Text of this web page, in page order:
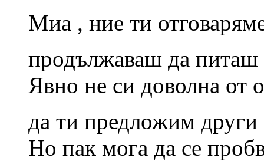
Миа , ние ти
продължаваш да
Явно не си доволна от
да ти предложим
Но пак мога да се